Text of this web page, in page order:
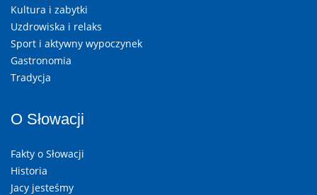
Kultura i zabytki
Uzdrowiska i relaks
Sport i aktywny wypoczynek
Gastronomia
Tradycja
O Słowacji
Fakty o Słowacji
Historia
Jacy jesteśmy